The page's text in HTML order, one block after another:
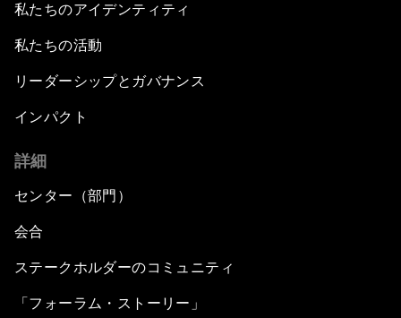
私たちのアイデンティティ
私たちの活動
リーダーシップとガバナンス
インパクト
詳細
センター（部門）
会合
ステークホルダーのコミュニティ
「フォーラム・ストーリー」